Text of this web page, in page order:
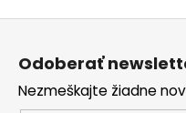
Odoberať
Nezmeškajte žiadne